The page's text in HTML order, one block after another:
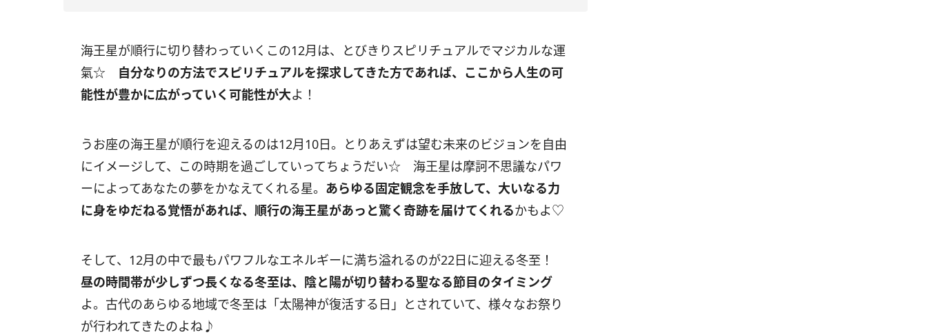
海王星が順行に切り替わっていくこの12月は、とびきりスピリチュアルでマジカルな運
氣☆ 自分なりの方法でスピリチュアルを探求してきた方であれば、ここから人生の可
能性が豊かに広がっていく可能性が大よ！
うお座の海王星が順行を迎えるのは12月10日。とりあえずは望む未来のビジョンを自由
にイメージして、この時期を過ごしていってちょうだい☆ 海王星は摩訶不思議なパワ
ーによってあなたの夢をかなえてくれる星。 あらゆる固定観念を手放して、大いなる力
に身をゆだねる覚悟があれば、順行の海王星があっと驚く奇跡を届けてくれるかもよ♡
そして、12月の中で最もパワフルなエネルギーに満ち溢れるのが22日に迎える冬至！
昼の時間帯が少しずつ長くなる冬至は、陰と陽が切り替わる聖なる節目のタイミング
よ。古代のあらゆる地域で冬至は「太陽神が復活する日」とされていて、様々なお祭り
が行われてきたのよね♪